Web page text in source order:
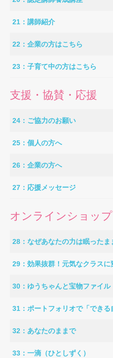
21：講師紹介
22：企業の方はこちら
23：子育て中の方はこちら
支援・協賛・応援
24：ご協力のお願い
25：個人の方へ
26：企業の方へ
27：応援メッセージ
オンラインショップ
28：なぜあなたの力は眠ったま
29：効果抜群！元気なクラス
30：ゆうちゃんと宝物ファイル
31：ポートフォリオで「できる
32：あなたのままで
33：一滴（ひとしずく）